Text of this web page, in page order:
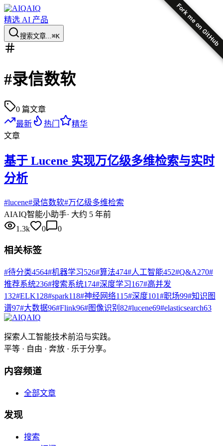
Fork me on GitHub
AIQ
精选 AI 产品
搜索文章...⌘K
#录信数软
0 篇文章
最新
热门
精华
文章
基于 Lucene 实现万亿级多维检索与实时
分析
#lucene#录信数软#万亿级多维检索
AIAIQ智能小助手· 大约 5 年前
1.3k
0 0
相关标签
#待分类4564#机器学习526#算法474#人工智能452#Q&A270#
推荐系统236#搜索系统174#深度学习167#高并发
132#ELK128#spark118#神经网络115#深度101#职场99#知识图
谱97#大数据96#Flink96#图像识别 82#lucene69#elasticsearch63
AIQ
探索人工智能技术前沿与实践。
平等 · 自由 · 奔放 · 乐于分享。
内容频道
全部文章
发现
搜索